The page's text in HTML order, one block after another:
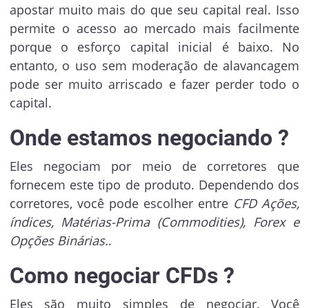
apostar muito mais do que seu capital real. Isso
permite o acesso ao mercado mais facilmente
porque o esforço capital inicial é baixo. No
entanto, o uso sem moderação de alavancagem
pode ser muito arriscado e fazer perder todo o
capital.
Onde estamos negociando ?
Eles negociam por meio de corretores que
fornecem este tipo de produto. Dependendo dos
corretores, você pode escolher entre CFD Ações,
índices, Matérias-Prima (Commodities), Forex e
Opções Binárias..
Como negociar CFDs ?
Eles são muito simples de negociar. Você